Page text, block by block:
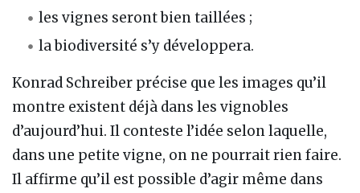
les vignes seront bien taillées ;
la biodiversité s’y développera.
Konrad Schreiber précise que les images qu’il
montre existent déjà dans les vignobles
d’aujourd’hui. Il conteste l’idée selon laquelle,
dans une petite vigne, on ne pourrait rien faire.
Il affirme qu’il est possible d’agir même dans